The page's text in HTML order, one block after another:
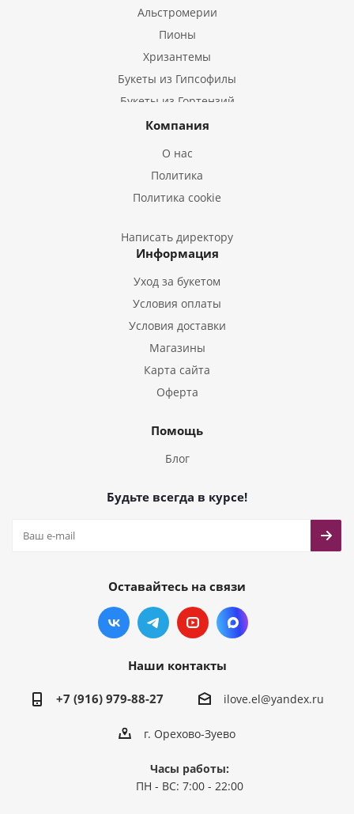
Альстромерии
Пионы
Хризантемы
Букеты из Гипсофилы
Букеты из Гортензий
Букеты из Ирисов
Букеты из Эустом
Букеты из Гладиолусов
Букеты из Тюльпанов
Компания
О нас
Политика
Политика cookie
Написать директору
Информация
Уход за букетом
Условия оплаты
Условия доставки
Магазины
Карта сайта
Оферта
Помощь
Блог
Будьте всегда в курсе!
Оставайтесь на связи
Наши контакты
+7 (916) 979-88-27 ilove.el@yandex.ru
г. Орехово-Зуево
Часы работы:
ПН - ВС: 7:00 - 22:00